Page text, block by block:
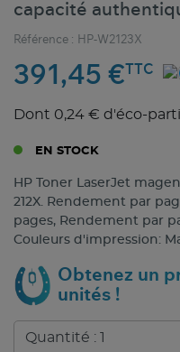
capacité
Référence : HP-W2123X
391,45 €TTC
Dont 0,24 € d'éco-
EN STOCK
HP Toner LaserJet
212X. Rendement par
pages, Rendement par
Couleurs d'impression:
Obtenez un
unités !